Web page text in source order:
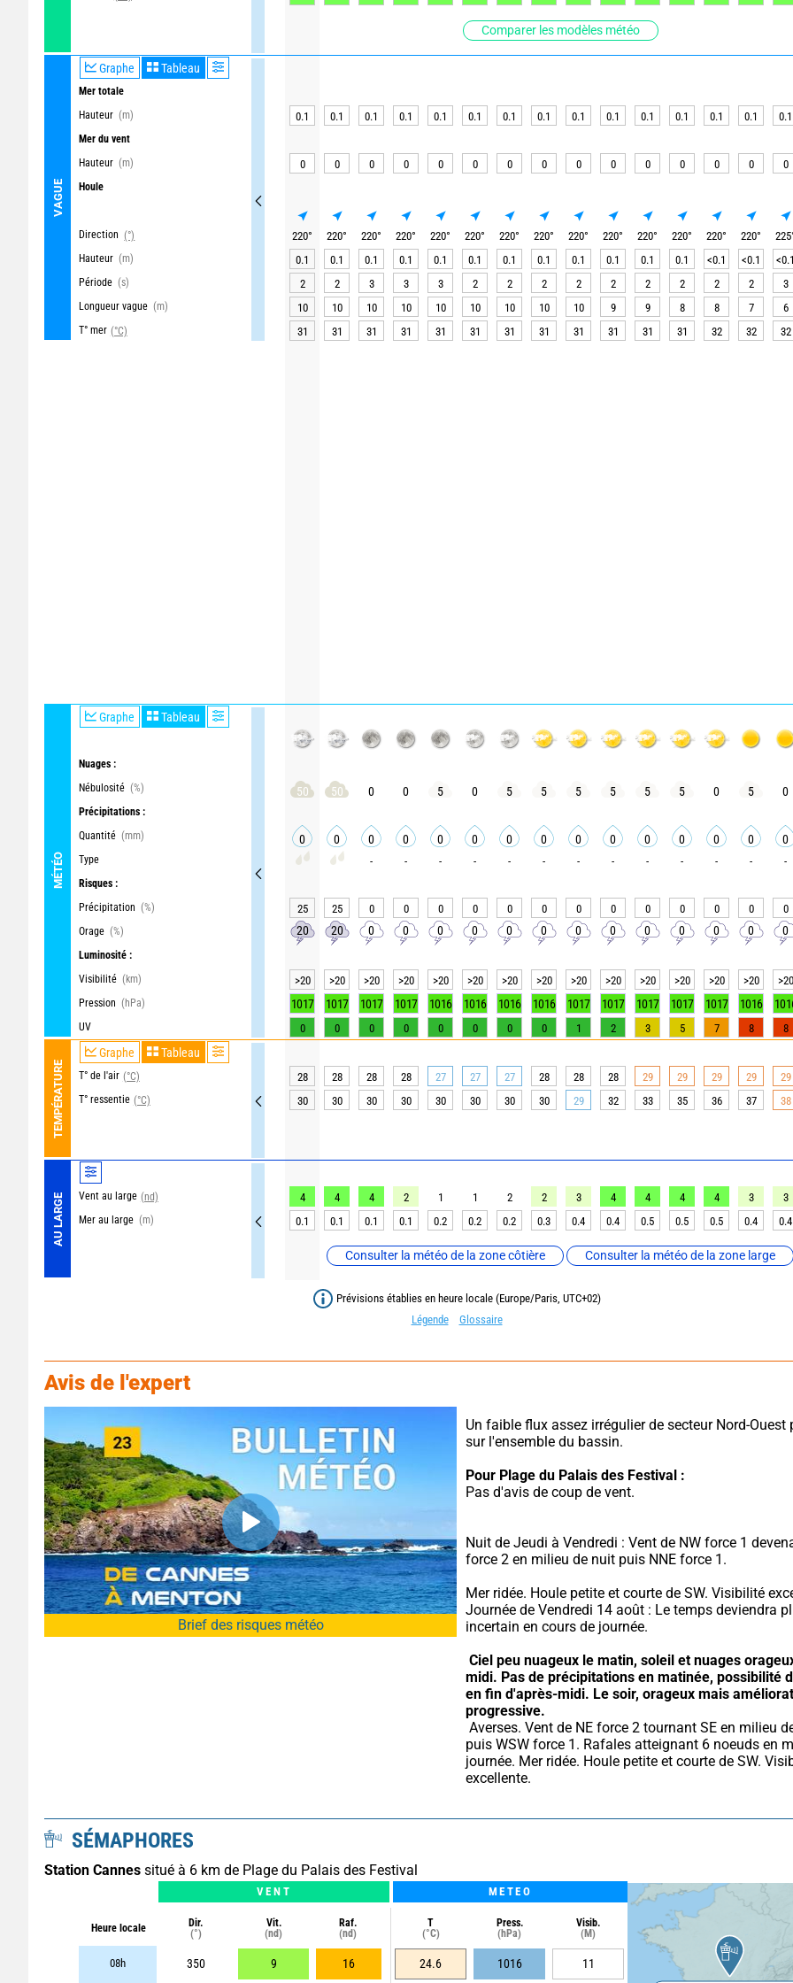
Comparer les modèles météo
VAGUE
Graphe Tableau
Mer totale
Hauteur (m)
Mer du vent
Hauteur (m)
Houle
Direction (°)
Hauteur (m)
Période (s)
Longueur vague (m)
T° mer (°C)
MÉTÉO
Graphe Tableau
Nuages :
Nébulosité (%)
Précipitations :
Quantité (mm)
Type
Risques :
Précipitation (%)
Orage (%)
Luminosité :
Visibilité (km)
Pression (hPa)
UV
TEMPÉRATURE
Graphe Tableau
T° de l'air (°C)
T° ressentie (°C)
AU LARGE Vent au large (nd)
Mer au large (m)
Consulter la météo de la zone côtière Consulter la météo de la zone large
0.1 0.1 0.1 0.1 0.1 0.1 0.1 0.1 0.1 0.1 0.1 0.1 0.1 0.1 0.1
0 0 0 0 0 0 0 0 0 0 0 0 0 0 0
220° 220° 220° 220° 220° 220° 220° 220° 220° 220° 220° 220° 220° 220° 225
0.1
0.1 0.1 0.1 0.1 0.1 0.1 0.1 0.1 0.1 0.1 0.1 <0.1 <0.1 <0.1
2
2 3 3 3 2 2 2 2 2 2 2 2 2 3
10
10 10 10 10 10 10 10 10 9 9 8 8 7 6
31
31 31 31 31 31 31 31 31 31 31 31 32 32 32
50 50 0 0 5 0 5 5 5 5 5 5 0 5 0
0 0 0 0 0 0 0 0 0 0 0 0 0 0 0
- - - - - - - - - - - - -
25 25 0 0 0 0 0 0 0 0 0 0 0 0 0
20 20 0 0 0 0 0 0 0 0 0 0 0 0 0
>20 >20 >20 >20 >20 >20 >20 >20 >20 >20 >20 >20 >20 >20 >20
1017 1017 1017 1017 1016 1016 1016 1016 1017 1017 1017 1017 1017 1016
0 0 0 0 0 0 0 0 1 2 3 5 7 8 8
28 28 28 28 27 27 27 28 28 28 29 29 29 29 29
30
30 30 30 30 30 30 30 29 32 33 35 36 37 38
4 4 4 2 1 1 2 2 3 4 4 4 4 3 3
0.1
0.1 0.1 0.1 0.2 0.2 0.2 0.3 0.4 0.4 0.5 0.5 0.5 0.4 0.4
Prévisions établies en heure locale (Europe/Paris, UTC+02)
Légende
Glossaire
Avis de l'expert
Brief des risques météo
Un faible flux assez irrégulier de secteur Nord-Ouest
sur l'ensemble du bassin.
Pour Plage du Palais des Festival :
Pas d'avis de coup de vent.
Nuit de Jeudi à Vendredi : Vent de NW force 1
force 2 en milieu de nuit puis NNE force 1.
Mer ridée. Houle petite et courte de SW. Visibilité
Journée de Vendredi 14 août : Le temps deviendra
incertain en cours de journée.
Ciel peu nuageux le matin, soleil et nuages
midi. Pas de précipitations en matinée, possibilité
en fin d'après-midi. Le soir, orageux mais
progressive.
puis WSW force 1. Rafales atteignant 6 noeuds en
journée. Mer ridée. Houle petite et courte de SW.
excellente.
SÉMAPHORES
Station Cannes situé à 6 km de Plage du Palais des Festival
VENT METEO
Heure locale
Dir.
(°)
Vit.
(nd)
Raf.
(nd)
T
(°C)
Press.
(hPa)
Visib.
(M)
08h 350 9 16 24.6 1016 11